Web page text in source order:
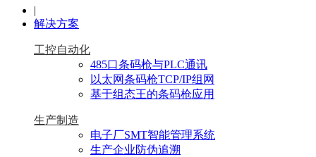
|
解决方案
工控自动化
485口条码枪与PLC通讯
以太网条码枪TCP/IP组网
基于组态王的条码枪应用
生产制造
电子厂SMT智能管理系统
生产企业防伪追溯